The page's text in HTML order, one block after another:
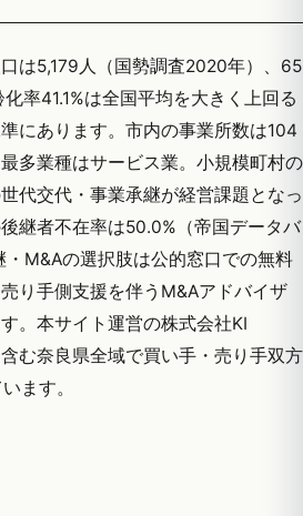
は5,179人（国勢調査2020年）、65
率41.1%は全国平均を大きく上回る
にあります。市内の事業所数は104
多業種はサービス業。小規模町村の
代交代・事業承継が経営課題となっ
継者不在率は50.0%（帝国データバ
M&Aの選択肢は公的窓口での無料
り手側支援を伴うM&Aアドバイザ
。本サイト運営の株式会社KI
む奈良県全域で買い手・売り手双方
ます。